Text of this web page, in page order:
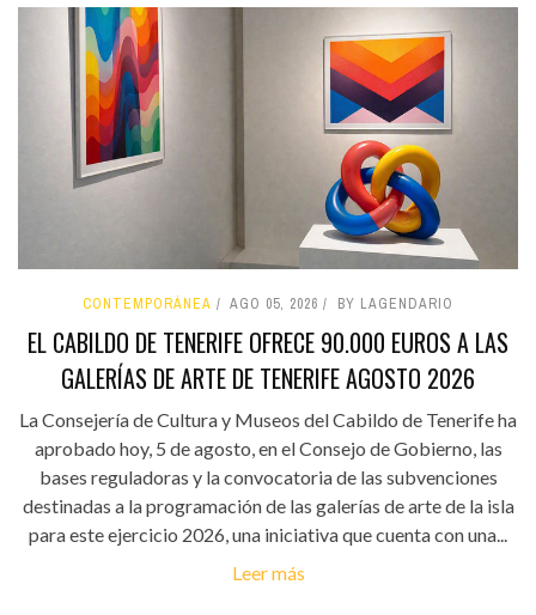
CONTEMPORÁNEA AGO 05, 2026 BY LAGENDARIO
EL CABILDO DE TENERIFE OFRECE 90.000 EUROS A LAS
GALERÍAS DE ARTE DE TENERIFE AGOSTO 2026
La Consejería de Cultura y Museos del Cabildo de Tenerife ha
aprobado hoy, 5 de agosto, en el Consejo de Gobierno, las
bases reguladoras y la convocatoria de las subvenciones
destinadas a la programación de las galerías de arte de la isla
para este ejercicio 2026, una iniciativa que cuenta con una...
Leer más